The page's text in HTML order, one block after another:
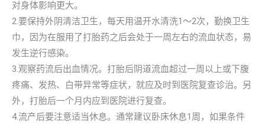
对身体影响更大。
2.要保持外阴清洁卫生，每天用温开水清洗1～2次，勤换卫生
巾，因为在服用了打胎药之后会处于一周左右的流血状态，易
发生逆行感染。
3.观察药流后出血情况。打胎后阴道流血超过一周以上或下腹
疼痛、发热、白带异常等症状，就应及时到医院复查诊治。另
外，打胎后一个月内应到医院进行复查。
4.流产后要注意适当休息。通常建议卧床休息1周，如果条件